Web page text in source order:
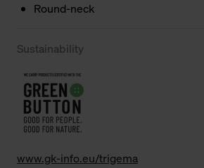
Round-neck
Sustainability
www.gk-info.eu/trigema